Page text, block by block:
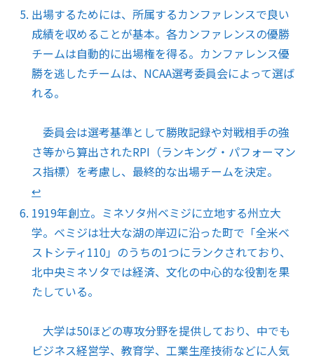
出場するためには、所属するカンファレンスで良い
成績を収めることが基本。各カンファレンスの優勝
チームは自動的に出場権を得る。カンファレンス優
勝を逃したチームは、NCAA選考委員会によって選ば
れる。
委員会は選考基準として勝敗記録や対戦相手の強
さ等から算出されたRPI（ランキング・パフォーマン
ス指標）を考慮し、最終的な出場チームを決定。
↩︎
1919年創立。ミネソタ州ベミジに立地する州立大
学。ベミジは壮大な湖の岸辺に沿った町で「全米ベ
ストシティ110」のうちの1つにランクされており、
北中央ミネソタでは経済、文化の中心的な役割を果
たしている。
大学は50ほどの専攻分野を提供しており、中でも
ビジネス経営学、教育学、工業生産技術などに人気